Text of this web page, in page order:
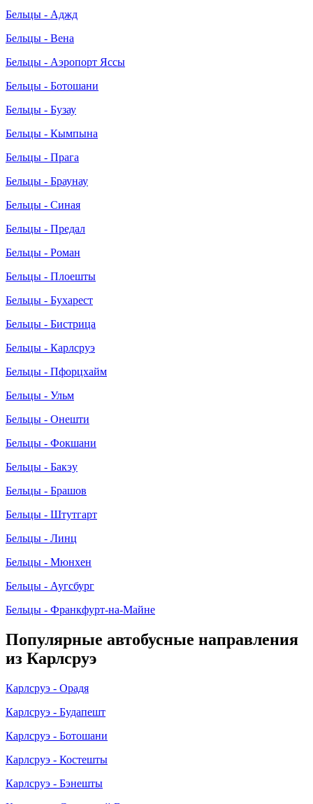
Бельцы - Аджд
Бельцы - Вена
Бельцы - Аэропорт Яссы
Бельцы - Ботошани
Бельцы - Бузау
Бельцы - Кымпына
Бельцы - Прага
Бельцы - Браунау
Бельцы - Синая
Бельцы - Предал
Бельцы - Роман
Бельцы - Плоешты
Бельцы - Бухарест
Бельцы - Бистрица
Бельцы - Карлсруэ
Бельцы - Пфорцхайм
Бельцы - Ульм
Бельцы - Онешти
Бельцы - Фокшани
Бельцы - Бакэу
Бельцы - Брашов
Бельцы - Штутгарт
Бельцы - Линц
Бельцы - Мюнхен
Бельцы - Аугсбург
Бельцы - Франкфурт-на-Майне
Популярные автобусные направления
из Карлсруэ
Карлсруэ - Орадя
Карлсруэ - Будапешт
Карлсруэ - Ботошани
Карлсруэ - Костешты
Карлсруэ - Бэнешты